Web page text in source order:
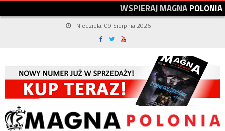
WSPIERAJMAGNAPOLONIA
Niedziela, 09 Sierpnia 2026